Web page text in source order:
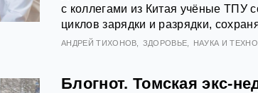
с коллегами из Китая учёные ТПУ
циклов зарядки и разрядки,
АНДРЕЙ ТИХОНОВ ЗДОРОВЬЕ НАУКА И
Блогнот. Томская экс-